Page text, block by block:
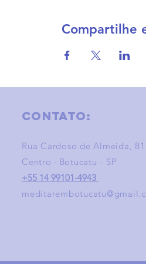
Compartilhe
Contato:
Rua Cardoso de Almeida,
Centro - Botucatu - SP
+55 14 99101-4943